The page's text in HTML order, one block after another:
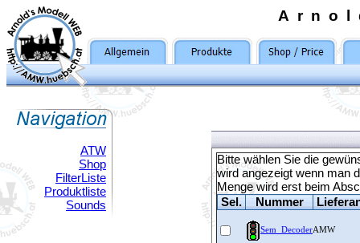
ATW
Shop
FilterListe
Produktliste
Sounds
Bitte wählen Sie die
wird angezeigt wenn man
Menge wird erst beim
Sel.
Nummer
Sem_DecoderAMW